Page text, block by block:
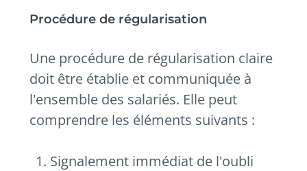
Procédure de régularisation
Une procédure de régularisation claire
doit être établie et communiquée à
l'ensemble des salariés. Elle peut
comprendre les éléments suivants :
Signalement immédiat de l'oubli